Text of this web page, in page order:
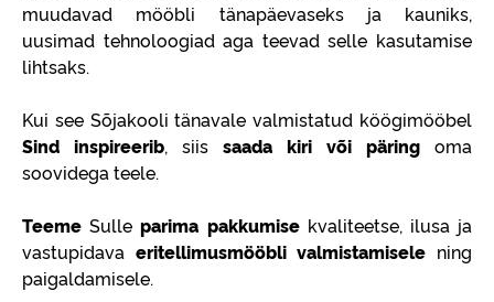
muudavad mööbli tänapäevaseks ja kauniks,
uusimad tehnoloogiad aga teevad selle kasutamise
lihtsaks.
Kui see Sõjakooli tänavale valmistatud köögimööbel
Sind inspireerib, siis saada kiri või päring oma
soovidega teele.
Teeme Sulleparima pakkumisekvaliteetse, ilusa ja
vastupidava eritellimusmööbli valmistamisele ning
paigaldamisele.